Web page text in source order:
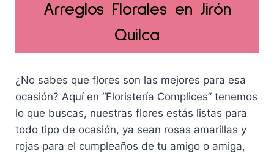
Arreglos Florales en Jirón
Quilca
¿No sabes que flores son las mejores para esa
ocasión? Aquí en “Floristería Complices” tenemos
lo que buscas, nuestras flores estás listas para
todo tipo de ocasión, ya sean rosas amarillas y
rojas para el cumpleaños de tu amigo o amiga,